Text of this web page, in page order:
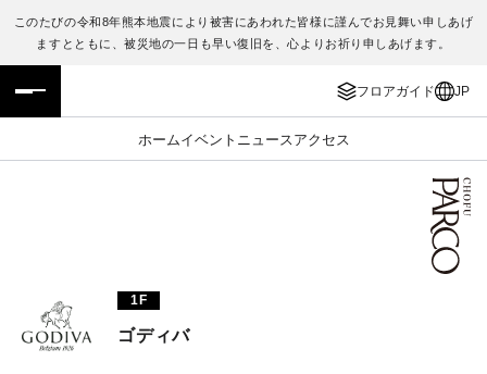
このたびの令和8年熊本地震により被害にあわれた皆様に謹んでお見舞い申しあげ
ますとともに、被災地の一日も早い復旧を、心よりお祈り申しあげます。
フロアガイド JP
ホームイベント ニュース アクセス
フロアガイド
施設案内・アクセス
TAX FREE
ENGLISH
繁体字
日本語
1F
ゴディバ